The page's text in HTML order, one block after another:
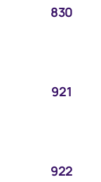
830
921
922